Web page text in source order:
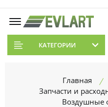
КАТЕГОРИИ
Главная
Запчасти и
Воздушные